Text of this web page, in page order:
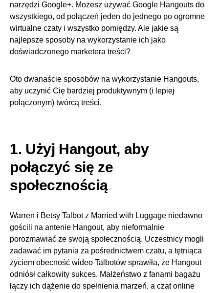
narzędzi Google+. Możesz używać Google Hangouts do
wszystkiego, od połączeń jeden do jednego po ogromne
wirtualne czaty i wszystko pomiędzy. Ale jakie są
najlepsze sposoby na wykorzystanie ich jako
doświadczonego marketera treści?
Oto dwanaście sposobów na wykorzystanie Hangouts,
aby uczynić Cię bardziej produktywnym (i lepiej
połączonym) twórcą treści.
1. Użyj Hangout, aby
połączyć się ze
społecznością
Warren i Betsy Talbot z Married with Luggage niedawno
gościli na antenie Hangout, aby nieformalnie
porozmawiać ze swoją społecznością. Uczestnicy mogli
zadawać im pytania za pośrednictwem czatu, a tętniąca
życiem obecność wideo Talbotów sprawiła, że Hangout
odniósł całkowity sukces. Małżeństwo z fanami bagażu
łączy ich dążenie do spełnienia marzeń, a czat online